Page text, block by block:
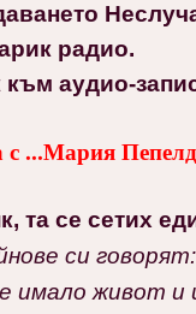
радио.
към аудио-
с ...Мария
та се сетих
си говорят:
имало живот и